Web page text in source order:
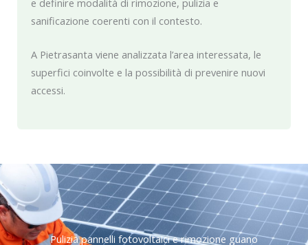
e definire modalità di rimozione, pulizia e
sanificazione coerenti con il contesto.
A Pietrasanta viene analizzata l’area interessata, le
superfici coinvolte e la possibilità di prevenire nuovi
accessi.
Pulizia pannelli fotovoltaici e rimozione guano